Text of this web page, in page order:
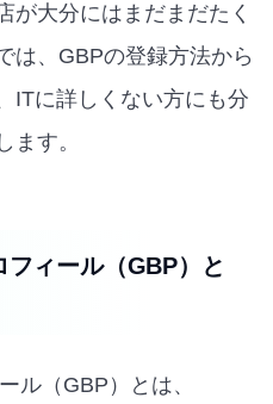
が大分にはまだまだたく
は、GBPの登録方法から
ITに詳しくない方にも分
ます。
ィール（GBP）と
ル（GBP）とは、